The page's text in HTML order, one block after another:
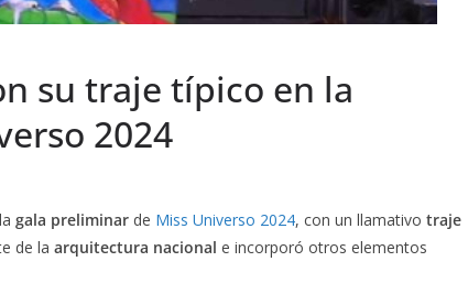
su traje típico en la
2024
gala preliminar de Miss Universo 2024, con un llamativo traje
de la arquitectura nacional e incorporó otros elementos